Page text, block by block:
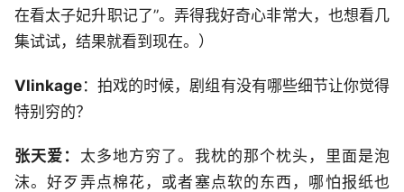
在看太子妃升职记了”。弄得我好奇心非常大，也想看几
集试试，结果就看到现在。）
Vlinkage：拍戏的时候，剧组有没有哪些细节让你觉得
特别穷的？
张天爱 ： 太多地方穷了。我枕的那个枕头，里面是泡
沫。好歹弄点棉花，或者塞点软的东西，哪怕报纸也